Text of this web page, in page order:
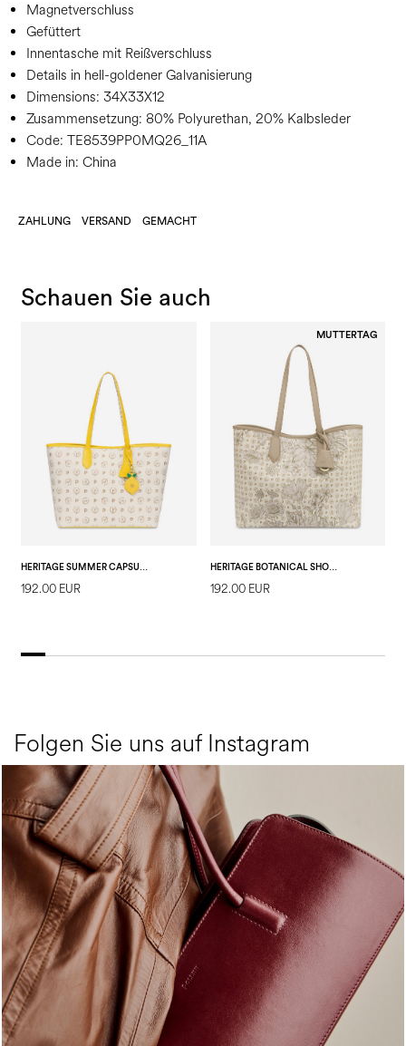
Magnetverschluss
Gefüttert
Innentasche mit Reißverschluss
Details in hell-goldener Galvanisierung
Dimensions: 34X33X12
Zusammensetzung: 80% Polyurethan, 20% Kalbsleder
Code: TE8539PP0MQ26_11A
Made in: China
ZAHLUNG VERSAND GEMACHT
Schauen Sie auch
HERITAGE SUMMER CAPSULE SHOPPING BAG
192.00 EUR
MUTTERTAG
HERITAGE BOTANICAL SHOPPING BAG
192.00 EUR
Folgen Sie uns auf Instagram
Classy, sassy, trendy - the new Pollini Lady Bag is ...